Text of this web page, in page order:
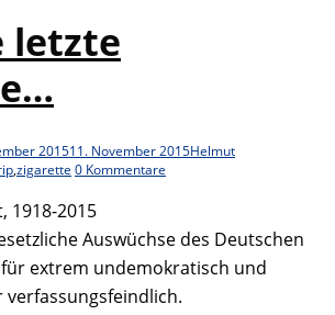
letzte
201511. November 2015Helmut
,zigarette 0 Kommentare
Auswüchse des Deutschen
extrem undemokratisch und